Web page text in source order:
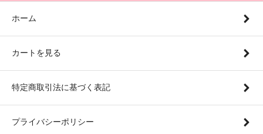
ホーム
カートを見る
特定商取引法に基づく表記
プライバシーポリシー